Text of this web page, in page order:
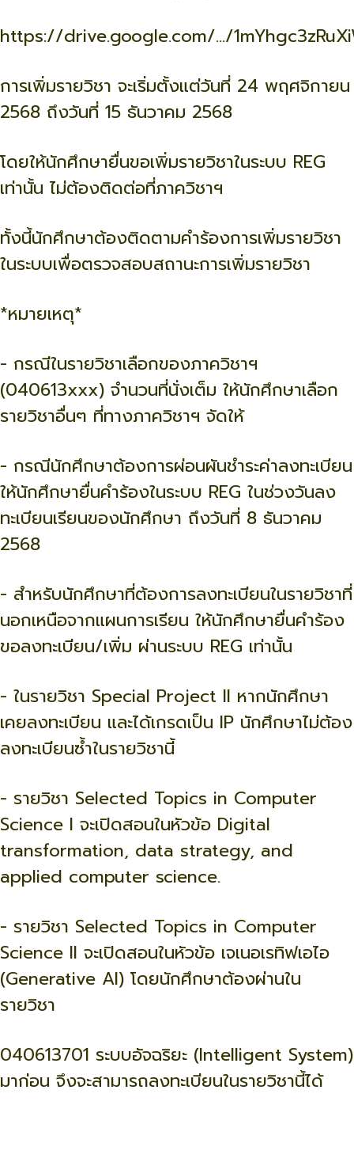
https://drive.google.com/.../
การเพิ่มรายวิชา จะเริ่มตั้งแต่วันที่ 24 พฤศจิกายน
2568 ถึงวันที่ 15 ธันวาคม 2568
โดยให้นักศึกษายื่นขอเพิ่มรายวิชาในระบบ REG
เท่านั้น ไม่ต้องติดต่อที่ภาควิชาฯ
ทั้งนี้นักศึกษาต้องติดตามคำร้องการเพิ่มรายวิชา
ในระบบเพื่อตรวจสอบสถานะการเพิ่มรายวิชา
*หมายเหตุ*
- กรณีในรายวิชาเลือกของภาควิชาฯ
(040613xxx) จำนวนที่นั่งเต็ม ให้นักศึกษาเลือก
รายวิชาอื่นๆ ที่ทางภาควิชาฯ จัดให้
- กรณีนักศึกษาต้องการผ่อนผันชำระค่าลงทะเบียน
ให้นักศึกษายื่นคำร้องในระบบ REG ในช่วงวันลง
ทะเบียนเรียนของนักศึกษา ถึงวันที่ 8 ธันวาคม
2568
- สำหรับนักศึกษาที่ต้องการลงทะเบียนในรายวิชาที่
นอกเหนือจากแผนการเรียน ให้นักศึกษายื่นคำร้อง
ขอลงทะเบียน/เพิ่ม ผ่านระบบ REG เท่านั้น
- ในรายวิชา Special Project II หากนักศึกษา
เคยลงทะเบียน และได้เกรดเป็น IP นักศึกษาไม่ต้อง
ลงทะเบียนซ้ำในรายวิชานี้
- รายวิชา Selected Topics in Computer
Science I จะเปิดสอนในหัวข้อ Digital
transformation, data strategy, and
applied computer science.
- รายวิชา Selected Topics in Computer
Science II จะเปิดสอนในหัวข้อ เจเนอเรทิฟเอไอ
(Generative AI) โดยนักศึกษาต้องผ่านใน
รายวิชา
040613701 ระบบอัจฉริยะ (Intelligent System)
มาก่อน จึงจะสามารถลงทะเบียนในรายวิชานี้ได้